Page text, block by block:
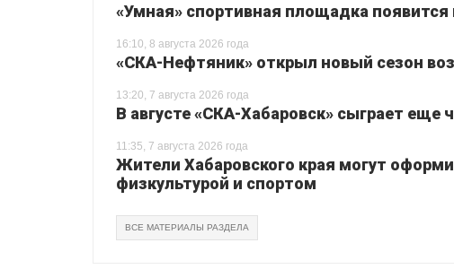
«Умная» спортивная площадка
16:10, 8 августа 2026 года
«СКА-Нефтяник» открыл новый сезон
13:20, 7 августа 2026 года
В августе «СКА-Хабаровск» сыграет еще
11:35, 7 августа 2026 года
Жители Хабаровского края могут
физкультурой и спортом
ВСЕ МАТЕРИАЛЫ РАЗДЕЛА